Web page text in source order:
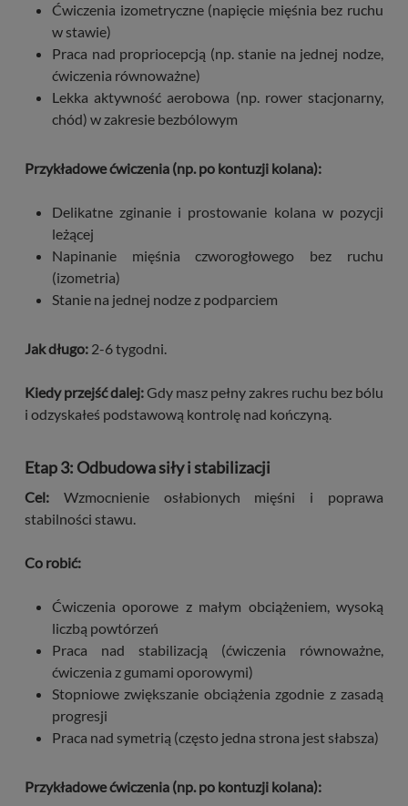
Ćwiczenia izometryczne (napięcie mięśnia bez ruchu
w stawie)
Praca nad propriocepcją (np. stanie na jednej nodze,
ćwiczenia równoważne)
Lekka aktywność aerobowa (np. rower stacjonarny,
chód) w zakresie bezbólowym
Przykładowe ćwiczenia (np. po kontuzji kolana):
Delikatne zginanie i prostowanie kolana w pozycji
leżącej
Napinanie mięśnia czworogłowego bez ruchu
(izometria)
Stanie na jednej nodze z podparciem
Jak długo:2-6 tygodni.
Kiedy przejść dalej:Gdy masz pełny zakres ruchu bez bólu
i odzyskałeś podstawową kontrolę nad kończyną.
Etap 3: Odbudowa siły i stabilizacji
Cel:Wzmocnienie osłabionych mięśni i poprawa
stabilności stawu.
Co robić:
Ćwiczenia oporowe z małym obciążeniem, wysoką
liczbą powtórzeń
Praca nad stabilizacją (ćwiczenia równoważne,
ćwiczenia z gumami oporowymi)
Stopniowe zwiększanie obciążenia zgodnie z zasadą
progresji
Praca nad symetrią (często jedna strona jest słabsza)
Przykładowe ćwiczenia (np. po kontuzji kolana):